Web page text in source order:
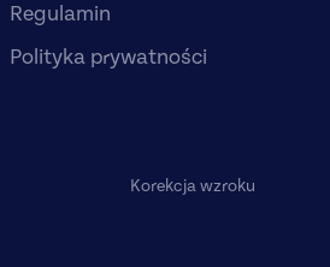
Regulamin
Polityka prywatności
Korekcja wzroku